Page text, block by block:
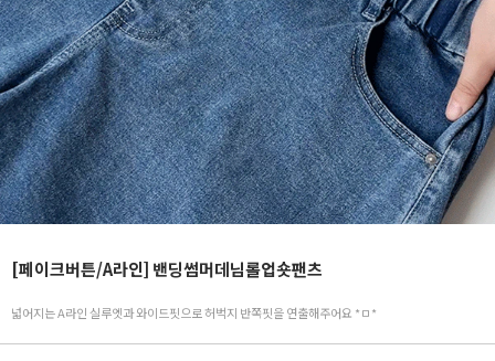
[페이크버튼/A라인] 밴딩썸머데님롤업숏팬츠
넓어지는 A라인 실루엣과 와이드핏으로 허벅지 반쪽핏을 연출해주어요 *ㅁ*